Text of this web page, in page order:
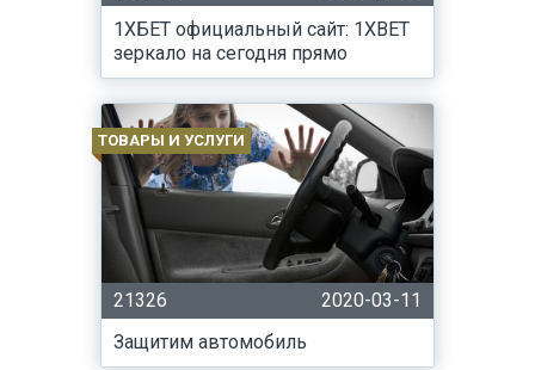
1ХБЕТ официальный сайт: 1XBET
зеркало на сегодня прямо
ТОВАРЫ И УСЛУГИ
21326
2020-03-11
Защитим автомобиль